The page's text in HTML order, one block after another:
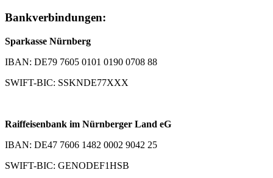
Bankverbindungen:
Sparkasse Nürnberg
IBAN: DE79 7605 0101 0190 0708 88
SWIFT-BIC: SSKNDE77XXX
Raiffeisenbank im Nürnberger Land eG
IBAN: DE47 7606 1482 0002 9042 25
SWIFT-BIC: GENODEF1HSB